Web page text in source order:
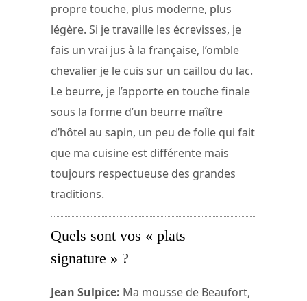
propre touche, plus moderne, plus
légère. Si je travaille les écrevisses, je
fais un vrai jus à la française, l’omble
chevalier je le cuis sur un caillou du lac.
Le beurre, je l’apporte en touche finale
sous la forme d’un beurre maître
d’hôtel au sapin, un peu de folie qui fait
que ma cuisine est différente mais
toujours respectueuse des grandes
traditions.
Quels sont vos « plats
signature » ?
Jean Sulpice: Ma mousse de Beaufort,